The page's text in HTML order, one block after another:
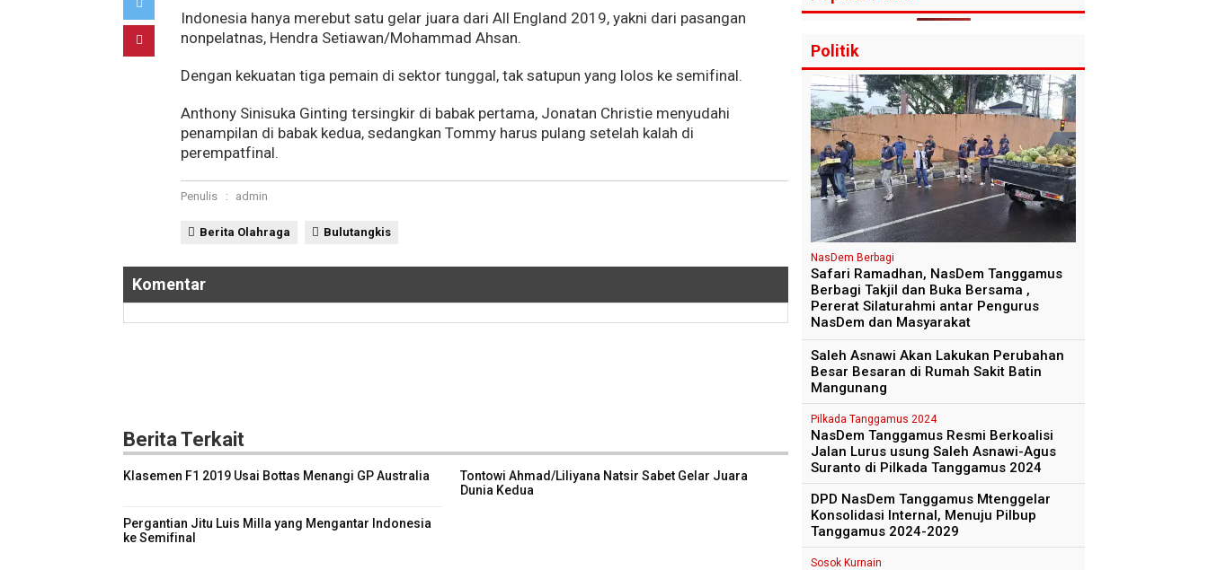
Indonesia hanya merebut satu gelar juara dari All England 2019, yakni dari pasangan
nonpelatnas, Hendra Setiawan/Mohammad Ahsan.
Dengan kekuatan tiga pemain di sektor tunggal, tak satupun yang lolos ke semifinal.
Anthony Sinisuka Ginting tersingkir di babak pertama, Jonatan Christie menyudahi
penampilan di babak kedua, sedangkan Tommy harus pulang setelah kalah di
perempatfinal.
Penulis : admin
Berita Olahraga Bulutangkis
Komentar
Berita Terkait
Klasemen F1 2019 Usai Bottas Menangi GP Australia
Tontowi Ahmad/Liliyana Natsir Sabet Gelar Juara
Dunia Kedua
Pergantian Jitu Luis Milla yang Mengantar Indonesia
ke Semifinal
Politik
NasDem Berbagi
Safari Ramadhan, NasDem Tanggamus
Berbagi Takjil dan Buka Bersama ,
Pererat Silaturahmi antar Pengurus
NasDem dan Masyarakat
Saleh Asnawi Akan Lakukan Perubahan
Besar Besaran di Rumah Sakit Batin
Mangunang
Pilkada Tanggamus 2024
NasDem Tanggamus Resmi Berkoalisi
Jalan Lurus usung Saleh Asnawi-Agus
Suranto di Pilkada Tanggamus 2024
DPD NasDem Tanggamus Mtenggelar
Konsolidasi Internal, Menuju Pilbup
Tanggamus 2024-2029
Sosok Kurnain